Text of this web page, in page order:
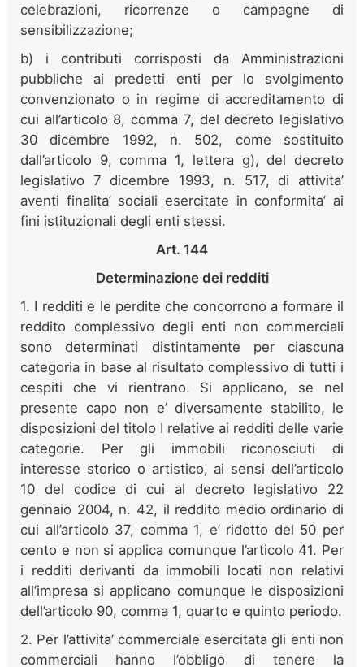
celebrazioni, ricorrenze o campagne di
sensibilizzazione;
b) i contributi corrisposti da Amministrazioni
pubbliche ai predetti enti per lo svolgimento
convenzionato o in regime di accreditamento di
cui all’articolo 8, comma 7, del decreto legislativo
30 dicembre 1992, n. 502, come sostituito
dall’articolo 9, comma 1, lettera g), del decreto
legislativo 7 dicembre 1993, n. 517, di attivita’
aventi finalita’ sociali esercitate in conformita’ ai
fini istituzionali degli enti stessi.
Art. 144
Determinazione dei redditi
1. I redditi e le perdite che concorrono a formare il
reddito complessivo degli enti non commerciali
sono determinati distintamente per ciascuna
categoria in base al risultato complessivo di tutti i
cespiti che vi rientrano. Si applicano, se nel
presente capo non e’ diversamente stabilito, le
disposizioni del titolo I relative ai redditi delle varie
categorie. Per gli immobili riconosciuti di
interesse storico o artistico, ai sensi dell’articolo
10 del codice di cui al decreto legislativo 22
gennaio 2004, n. 42, il reddito medio ordinario di
cui all’articolo 37, comma 1, e’ ridotto del 50 per
cento e non si applica comunque l’articolo 41. Per
i redditi derivanti da immobili locati non relativi
all’impresa si applicano comunque le disposizioni
dell’articolo 90, comma 1, quarto e quinto periodo.
2. Per l’attivita’ commerciale esercitata gli enti non
commerciali hanno l’obbligo di tenere la